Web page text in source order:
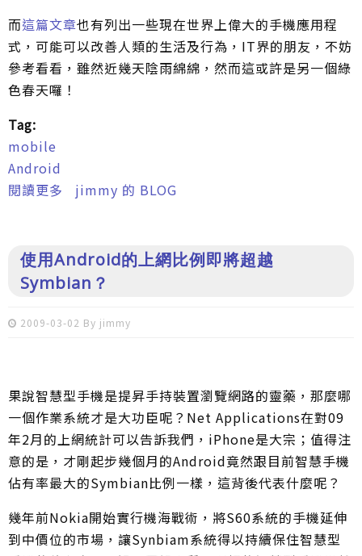
而這篇文章也有列出一些現在世界上偉大的手機應用程
式，可能可以改善人類的生活及行為，IT界的朋友，不妨
參考看看，雖然近幾天陰雨綿綿，然而這或許是另一個綠
色春天囉！
Tag:
mobile
Android
閱讀更多 關於使用手機拯救地球？
jimmy 的 BLOG
使用Android的上網比例即將超越
Symbian？
2009-03-02 By jimmy
果說智慧型手機是提昇手持裝置瀏覽網路的靈藥，那麼哪
一個作業系統才是大功臣呢？Net Applications在對09
年2月的上網統計可以告訴我們，iPhone是大宗；值得注
意的是，才剛起步幾個月的Android竟然跟目前智慧手機
佔有率最大的Symbian比例一樣，這背後代表什麼呢？
幾年前Nokia開始實行機海戰術，將S60系統的手機延伸
到中價位的市場，讓Synbiam系統得以持續保住智慧型